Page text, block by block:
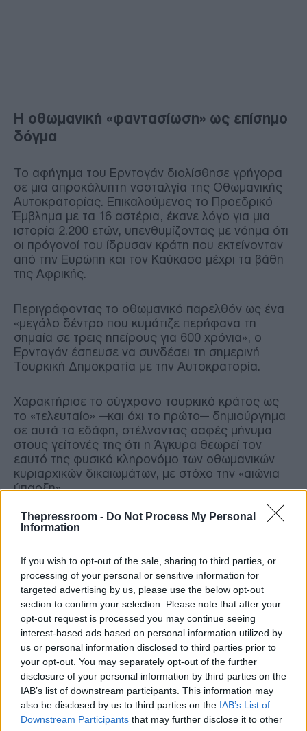
Thepressroom - Do Not Process My Personal
Information
If you wish to opt-out of the sale, sharing to third parties, or
processing of your personal or sensitive information for
targeted advertising by us, please use the below opt-out
section to confirm your selection. Please note that after your
opt-out request is processed you may continue seeing
interest-based ads based on personal information utilized by
us or personal information disclosed to third parties prior to
your opt-out. You may separately opt-out of the further
disclosure of your personal information by third parties on the
IAB’s list of downstream participants. This information may
also be disclosed by us to third parties on the IAB’s List of
Downstream Participants that may further disclose it to other
Η οθωμανική «φαντασίωση» ως επίσημο
δόγμα
Το αφήγημα του Ερντογάν διολίσθησε γρήγορα
σε μια απροκάλυπτη νοσταλγία της Οθωμανικής
Αυτοκρατορίας. Επικαλούμενος το Προεδρικό
Έμβλημα με τα 16 αστέρια, έκανε λόγο για μια
ιστορία 2.200 ετών, υπενθυμίζοντας με νόημα ότι
οι πρόγονοί του ίδρυσαν κράτη που εκτείνονταν
από την Ευρώπη και τον Καύκασο μέχρι τα βάθη
της Αφρικής.
Περιγράφοντας το οθωμανικό παρελθόν ως ένα
«μεγάλο δέντρο που κυμάτιζε περήφανα τη
σημαία σε τρεις ηπείρους για 600 χρόνια», ο
Ερντογάν έσπευσε να συνδέσει τη σημερινή
Τουρκική Δημοκρατία με την Αυτοκρατορία.
Χαρακτήρισε το σύγχρονο τουρκικό κράτος ως
το «τελευταίο» —και όχι το πρώτο— δημιούργημα
σε αυτά τα εδάφη, στέλνοντας σαφές μήνυμα
στους γείτονές της ότι η Άγκυρα θεωρεί τον
εαυτό της φυσικό κληρονόμο των οθωμανικών
κυριαρχικών δικαιωμάτων, με στόχο την «αιώνια
ύπαρξη».
Ταυτόσημη η ατζέντα της αντιπολίτευσης:
Ιδέας»
Το πλέον ανησυχητικό στοιχείο, που αποδεικνύει
ότι ο τουρκικός αναθεωρητισμός αποτελεί βαθιά
ριζωμένη στρατηγική ολόκληρου του πολιτικού
συστήματος της χώρας και όχι απλώς επιλογή
του Ερντογάν, είναι οι δηλώσεις του αρχηγού της
αξιωματικής αντιπολίτευσης, Κεμάλ
Κιλιτσντάρογλου.
Ο Κιλιτσντάρογλου εμφανίστηκε ως ο καλύτερος